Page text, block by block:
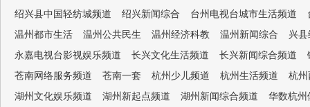
绍兴县中国轻纺城频道
绍兴新闻综合 台州电视台城市生活频道
温州都市生活
温州公共民生 温州经济科教 温州新闻综合
兴
永嘉电视台影视娱乐频道
长兴文化生活频道 长兴新闻综合频道
苍南网络服务频道
苍南一套 杭州少儿频道 杭州生活频道
杭州
湖州文化娱乐频道
湖州新起点频道 湖州新闻综合频道
华数杭州